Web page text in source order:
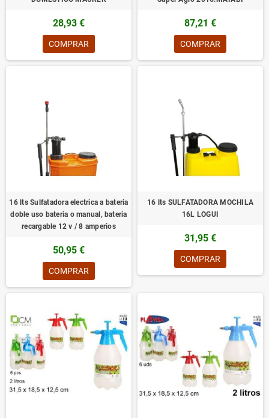
28,93 €
COMPRAR
87,21 €
COMPRAR
16 lts Sulfatadora electrica a bateria
doble uso bateria o manual, bateria
recargable 12 v / 8 amperios
50,95 €
COMPRAR
16 lts SULFATADORA MOCHILA
16L LOGUI
31,95 €
COMPRAR